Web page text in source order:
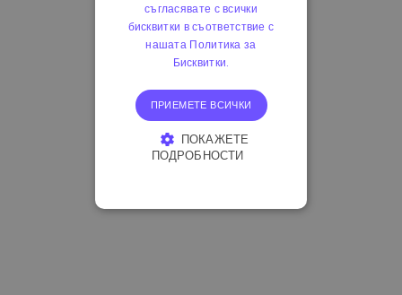
съгласявате с всички
бисквитки в съответствие с
нашата Политика за
Бисквитки.
ПРИЕМЕТЕ ВСИЧКИ
ПОКАЖЕТЕ
ПОДРОБНОСТИ